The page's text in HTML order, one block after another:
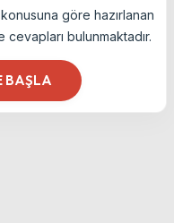
göre hazırlanan
cevapları bulunmaktadır.
BAŞLA